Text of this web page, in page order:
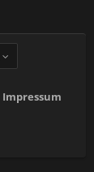
Impressum